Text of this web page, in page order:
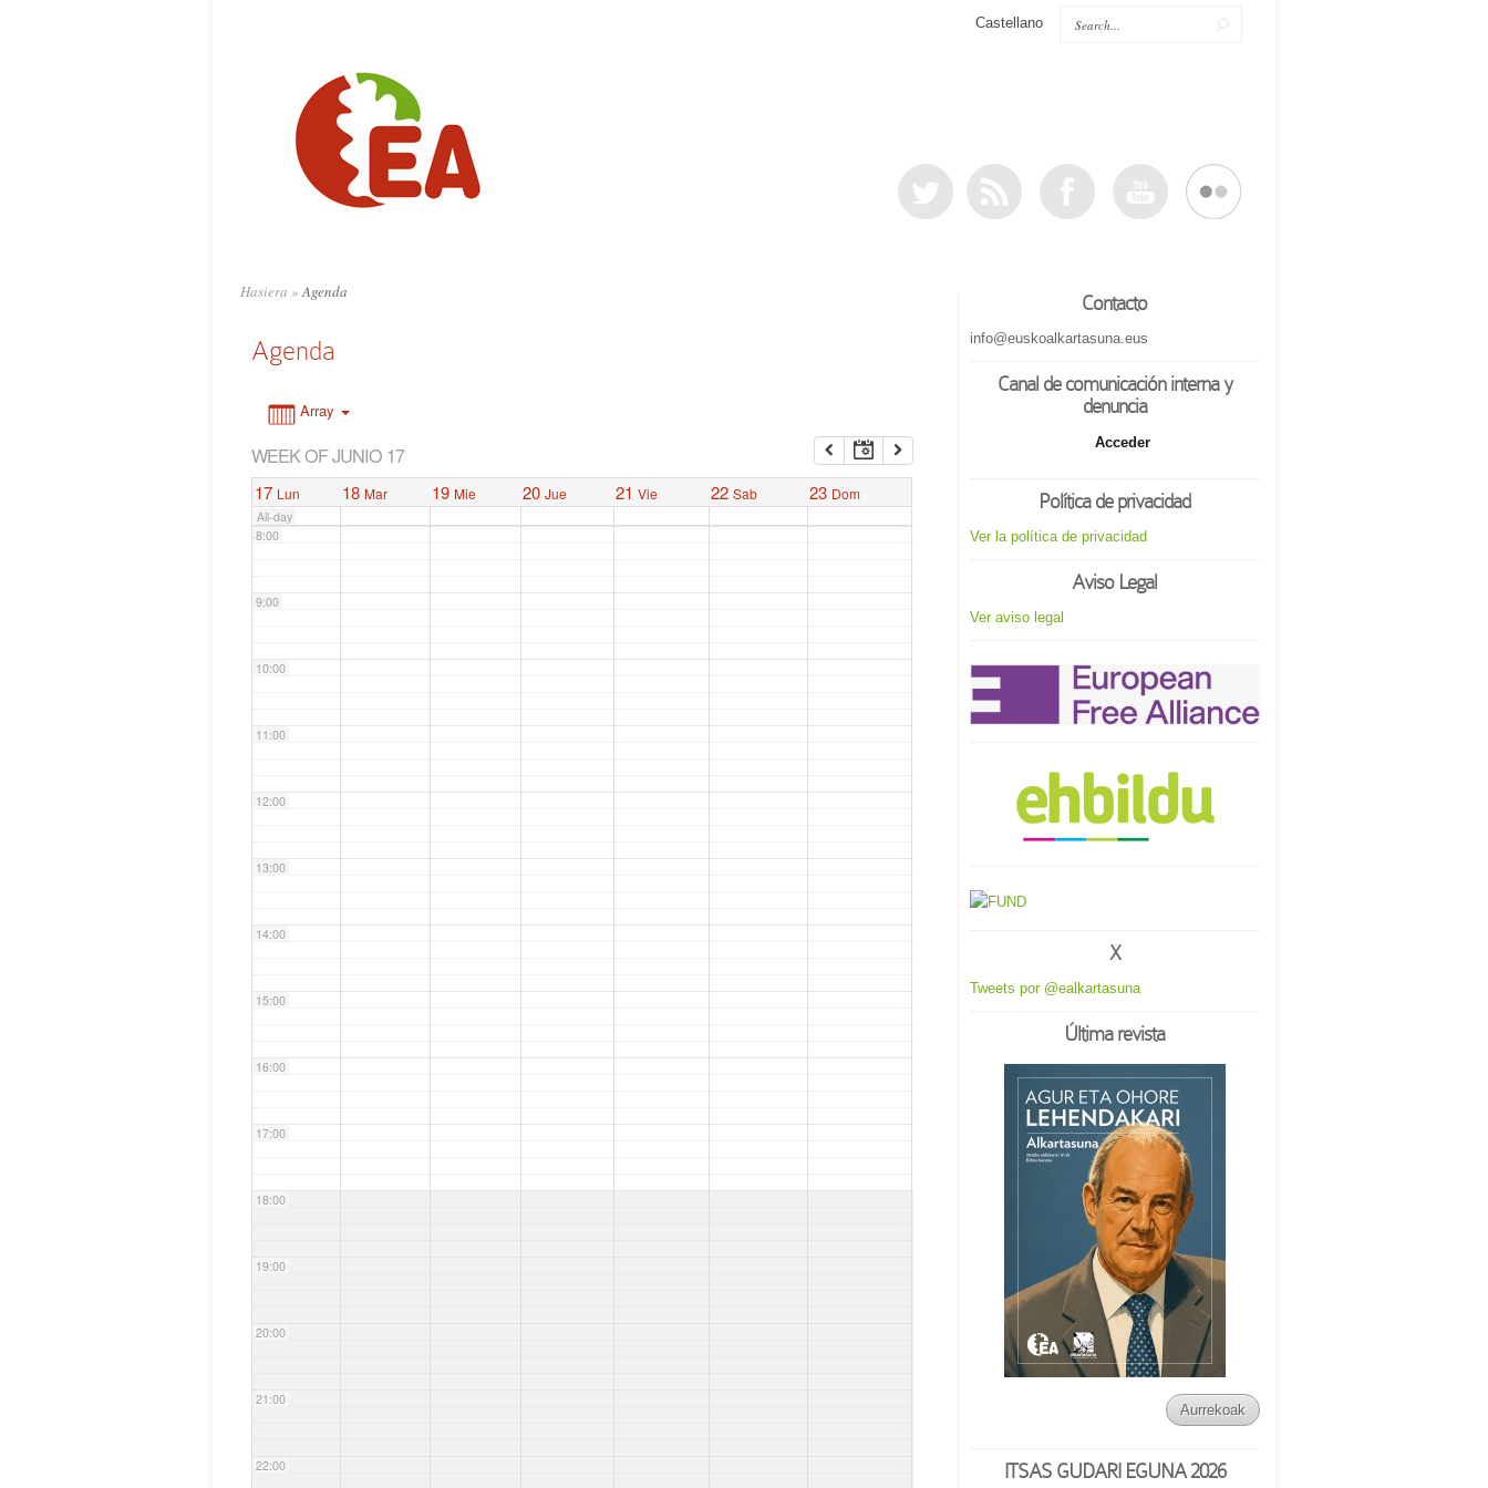
Castellano
Hasiera »Agenda
Agenda
Array
WEEK OF JUNIO 17
17 Lun 18 Mar 19 Mie 20 Jue 21 Vie 22 Sab 23 Dom
All-day
6:00
8:00
9:00
10:00
11:00
12:00
13:00
14:00
15:00
16:00
17:00
18:00
19:00
20:00
21:00
22:00
Contacto
info@euskoalkartasuna.eus
Canal de comunicación interna y
denuncia
Acceder
Política de privacidad
Ver la política de privacidad
Aviso Legal
Ver aviso legal
X
Tweets por @ealkartasuna
Última revista
Aurrekoak
ITSAS GUDARI EGUNA 2026